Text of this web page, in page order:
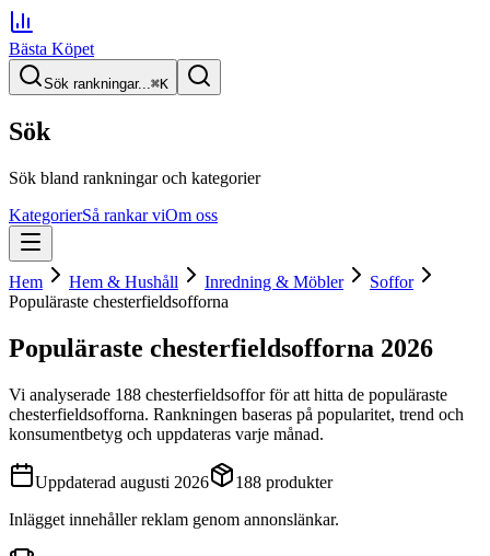
Bästa Köpet
Sök rankningar...⌘K
Sök
Sök bland rankningar och kategorier
KategorierSå rankar viOm oss
Hem Hem & Hushåll Inredning & Möbler
Soffor
Populäraste chesterfieldsofforna
Populäraste chesterfieldsofforna 2026
Vi analyserade 188 chesterfieldsofforför att hitta de populäraste
chesterfieldsofforna. Rankningen baseras på popularitet, trend och
konsumentbetyg och uppdateras varje månad.
Uppdaterad augusti 2026 188 produkter
Inlägget innehåller reklam genom annonslänkar.